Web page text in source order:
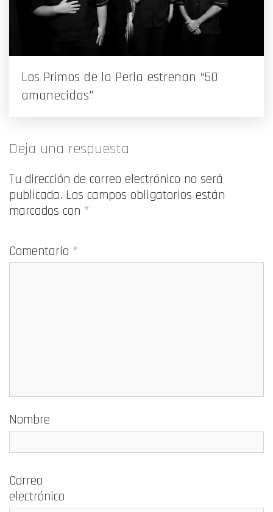
Los Primos de la Perla estrenan “50
amanecidas”
Deja una respuesta
Tu dirección de correo electrónico no será
publicada. Los campos obligatorios están
marcados con *
Comentario *
Nombre
Correo
electrónico